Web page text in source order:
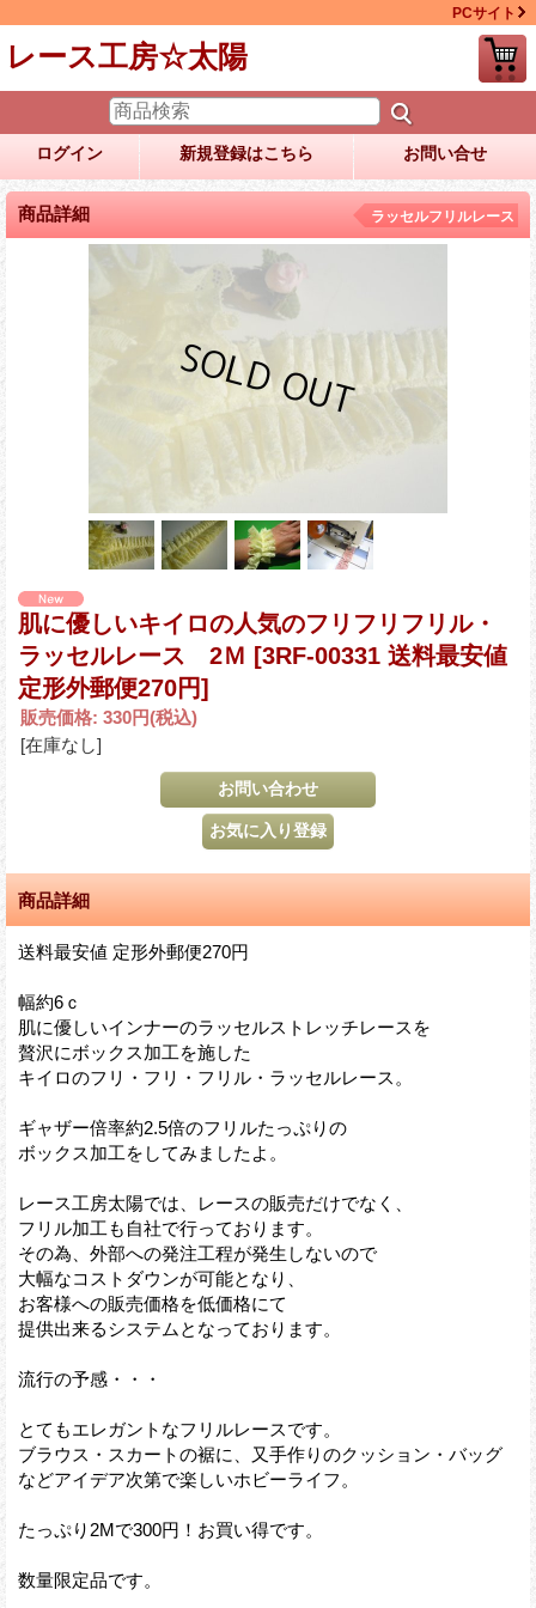
PCサイト
レース工房☆太陽
ログイン 新規登録はこちら お問い合せ
商品詳細 ラッセルフリルレース
肌に優しいキイロの人気のフリフリフリル・
ラッセルレース 2Ｍ [3RF-00331 送料最安値
定形外郵便270円]
販売価格: 330円(税込)
[在庫なし]
商品詳細
送料最安値 定形外郵便270円
幅約6ｃ
肌に優しいインナーのラッセルストレッチレースを
贅沢にボックス加工を施した
キイロのフリ・フリ・フリル・ラッセルレース。
ギャザー倍率約2.5倍のフリルたっぷりの
ボックス加工をしてみましたよ。
レース工房太陽では、レースの販売だけでなく、
フリル加工も自社で行っております。
その為、外部への発注工程が発生しないので
大幅なコストダウンが可能となり、
お客様への販売価格を低価格にて
提供出来るシステムとなっております。
流行の予感・・・
とてもエレガントなフリルレースです。
ブラウス・スカートの裾に、又手作りのクッション・バッグ
などアイデア次第で楽しいホビーライフ。
たっぷり2Mで300円！お買い得です。
数量限定品です。